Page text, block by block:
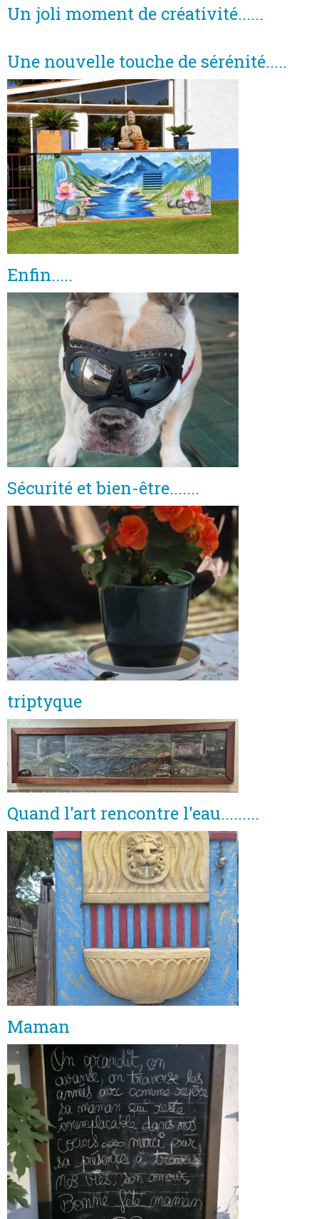
Un joli moment de créativité......
Une nouvelle touche de sérénité.....
Enfin.....
Sécurité et bien-être.......
triptyque
Quand l'art rencontre l'eau.........
Maman